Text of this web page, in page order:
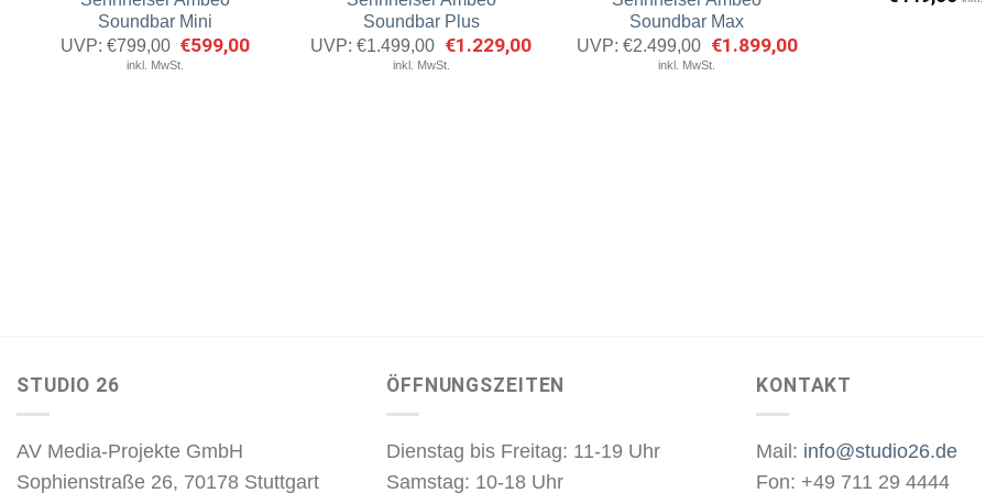
Soundbar Mini
UVP: €799,00 Ursprünglicher
Preis
€599,00Aktueller
inkl. MwSt.
Soundbar Plus
UVP: €1.499,00 Ursprünglicher
Preis
€1.229,00Aktueller
inkl. MwSt.
Soundbar Max
UVP: €2.499,00 Ursprünglicher
Preis
€1.899,00Aktueller
inkl. MwSt.
STUDIO 26
AV Media-Projekte GmbH
Sophienstraße 26, 70178 Stuttgart
ÖFFNUNGSZEITEN
Dienstag bis Freitag: 11-19 Uhr
Samstag: 10-18 Uhr
KONTAKT
Mail: info@studio26.de
Fon: +49 711 29 4444